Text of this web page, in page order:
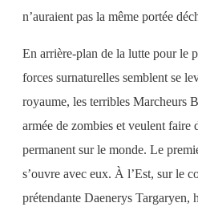
n’auraient pas la même portée
En arrière-plan de la lutte pour le
forces surnaturelles semblent se
royaume, les terribles Marcheurs
armée de zombies et veulent faire
permanent sur le monde. Le
s’ouvre avec eux. À l’Est, sur le
prétendante Daenerys Targaryen,